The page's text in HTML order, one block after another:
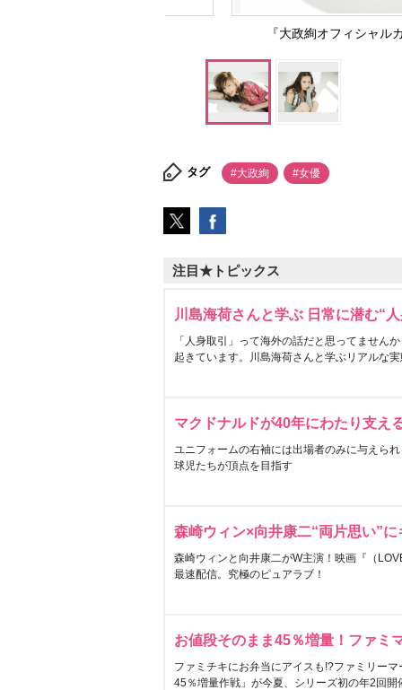
『大政絢オフィシャ
タグ #大政絢 #女優
注目★トピックス
川島海荷さんと学ぶ 日常に潜む“
「人身取引」って海外の話だと思ってません
起きています。川島海荷さんと学ぶリアルな
マクドナルドが40年にわたり支え
ユニフォームの右袖には出場者のみに与えら
球児たちが頂点を目指す
森崎ウィン×向井康二“両片思い”
森崎ウィンと向井康二がW主演！映画『（
最速配信。究極のピュアラブ！
お値段そのまま45％増量！ファミ
ファミチキにお弁当にアイスも!?ファミリー
45％増量作戦」が今夏、シリーズ初の年2回開